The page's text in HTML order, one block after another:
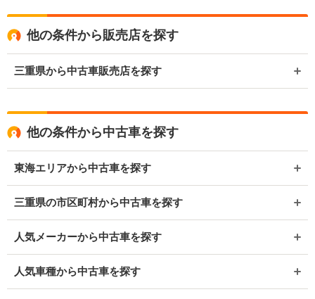
他の条件から販売店を探す
三重県から中古車販売店を探す
他の条件から中古車を探す
東海エリアから中古車を探す
三重県の市区町村から中古車を探す
人気メーカーから中古車を探す
人気車種から中古車を探す